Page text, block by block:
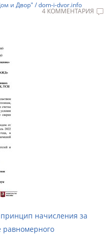
и Двор" / dom-i-dvor.info
4 КОММЕНТАРИЯ
начисления за
равномерного